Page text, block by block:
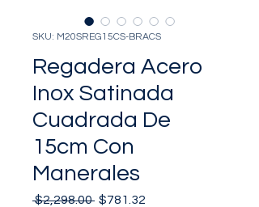
SKU: M20SREG15CS-BRACS
Regadera Acero
Inox Satinada
Cuadrada De
15cm Con
Manerales
$2,298.00 Precio
$781.32